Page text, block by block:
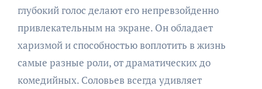
глубокий голос делают его непревзойденно
привлекательным на экране. Он обладает
харизмой и способностью воплотить в жизнь
самые разные роли, от драматических до
комедийных. Соловьев всегда удивляет